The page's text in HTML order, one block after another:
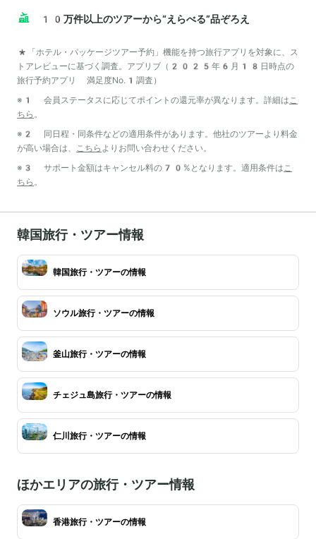
10万件以上のツアーから“えらべる”品ぞろえ
*「ホテル・パッケージツアー予約」機能を持つ旅行アプリを対象に、ス
トアレビューに基づく調査。アプリブ（2025年6月18日時点の
旅行予約アプリ 満足度No.1調査）
※1 会員ステータスに応じてポイントの還元率が異なります。詳細は こ
ちら 。
※2 同日程・同条件などの適用条件があります。他社のツアーより料金
が高い場合は、
こちら よりお問い合わせください。
※3 サポート金額はキャンセル料の70%となります。適用条件は こ
ちら 。
韓国旅行・ツアー情報
韓国旅行・ツアーの情報
ソウル旅行・ツアーの情報
釜山旅行・ツアーの情報
チェジュ島旅行・ツアーの情報
仁川旅行・ツアーの情報
ほかエリアの旅行・ツアー情報
香港旅行・ツアーの情報